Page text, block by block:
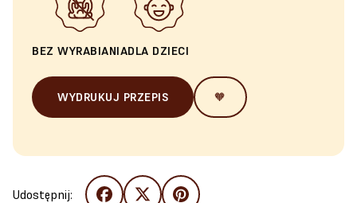
BEZ WYRABIANIADLA DZIECI
WYDRUKUJ PRZEPIS 🧡
Udostępnij: